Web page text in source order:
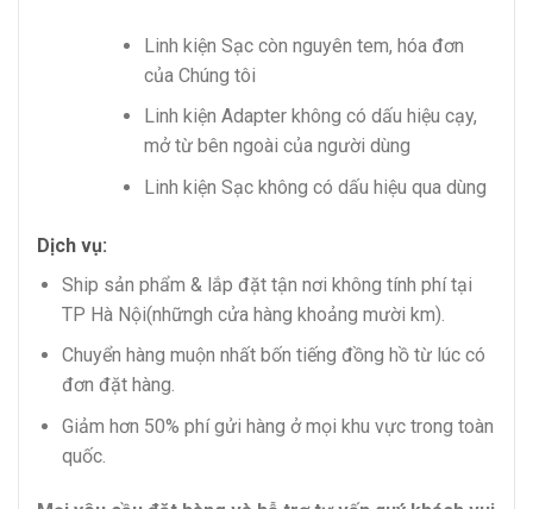
Linh kiện Sạc còn nguyên tem, hóa đơn
của Chúng tôi
Linh kiện Adapter không có dấu hiệu cạy,
mở từ bên ngoài của người dùng
Linh kiện Sạc không có dấu hiệu qua dùng
Dịch vụ:
Ship sản phẩm & lắp đặt tận nơi không tính phí tại
TP Hà Nội(nhữngh cửa hàng khoảng mười km).
Chuyển hàng muộn nhất bốn tiếng đồng hồ từ lúc có
đơn đặt hàng.
Giảm hơn 50% phí gửi hàng ở mọi khu vực trong toàn
quốc.